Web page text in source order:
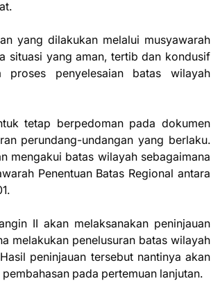
yang dilakukan melalui musyawarah
situasi yang aman, tertib dan kondusif
proses penyelesaian batas wilayah
tetap berpedoman pada dokumen
perundang-undangan yang berlaku.
mengakui batas wilayah sebagaimana
Penentuan Batas Regional antara
II akan melaksanakan peninjauan
melakukan penelusuran batas wilayah
peninjauan tersebut nantinya akan
pada pertemuan lanjutan.